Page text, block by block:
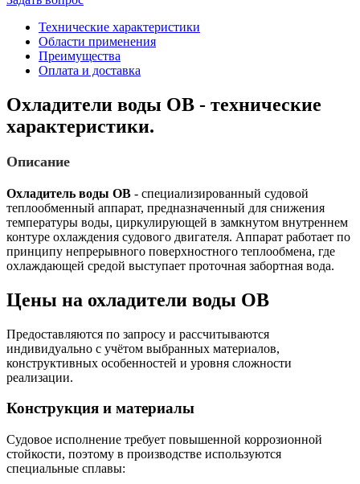
Технические характеристики
Области применения
Преимущества
Оплата и доставка
Охладители воды ОВ - технические
характеристики.
Описание
Охладитель воды ОВ - специализированный судовой
теплообменный аппарат, предназначенный для снижения
температуры воды, циркулирующей в замкнутом внутреннем
контуре охлаждения судового двигателя. Аппарат работает по
принципу непрерывного поверхностного теплообмена, где
охлаждающей средой выступает проточная забортная вода.
Цены на охладители воды ОВ
Предоставляются по запросу и рассчитываются
индивидуально с учётом выбранных материалов,
конструктивных особенностей и уровня сложности
реализации.
Конструкция и материалы
Судовое исполнение требует повышенной коррозионной
стойкости, поэтому в производстве используются
специальные сплавы: